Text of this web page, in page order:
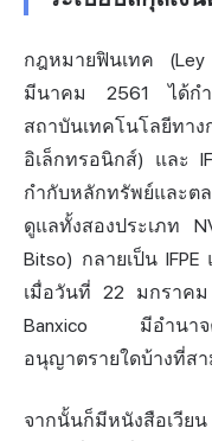
กฎหมายฟินเทค (Ley
มีนาคม 2561 ได้กำ
สถาบันเทคโนโลยีทาง
อิเล็กทรอนิกส์) และ
กำกับหลักทรัพย์และต
ดูแลทั้งสองประเภท
Bitso) กลายเป็น
เมื่อวันที่ 22 มกราค
Banxico มีอำนาจคู่
อนุญาตรายใดบ้างที่ส
จากนั้นก็มีหนังสือเวีย